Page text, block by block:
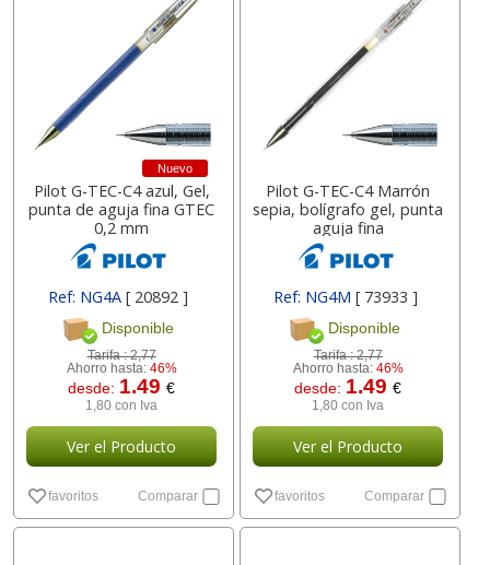
Nuevo
Pilot G-TEC-C4 azul, Gel,
punta de aguja fina GTEC
0,2 mm
Ref: NG4A[ 20892 ]
Disponible
Tarifa :2,77
Ahorro hasta: 46%
desde: 1.49€
1,80 con Iva
Ver el Producto
favoritos Comparar
Pilot G-TEC-C4 Marrón
sepia, bolígrafo gel, punta
aguja fina
Ref: NG4M [ 73933 ]
Disponible
Tarifa :2,77
Ahorro hasta: 46%
desde: 1.49€
1,80 con Iva
Ver el Producto
favoritos Comparar